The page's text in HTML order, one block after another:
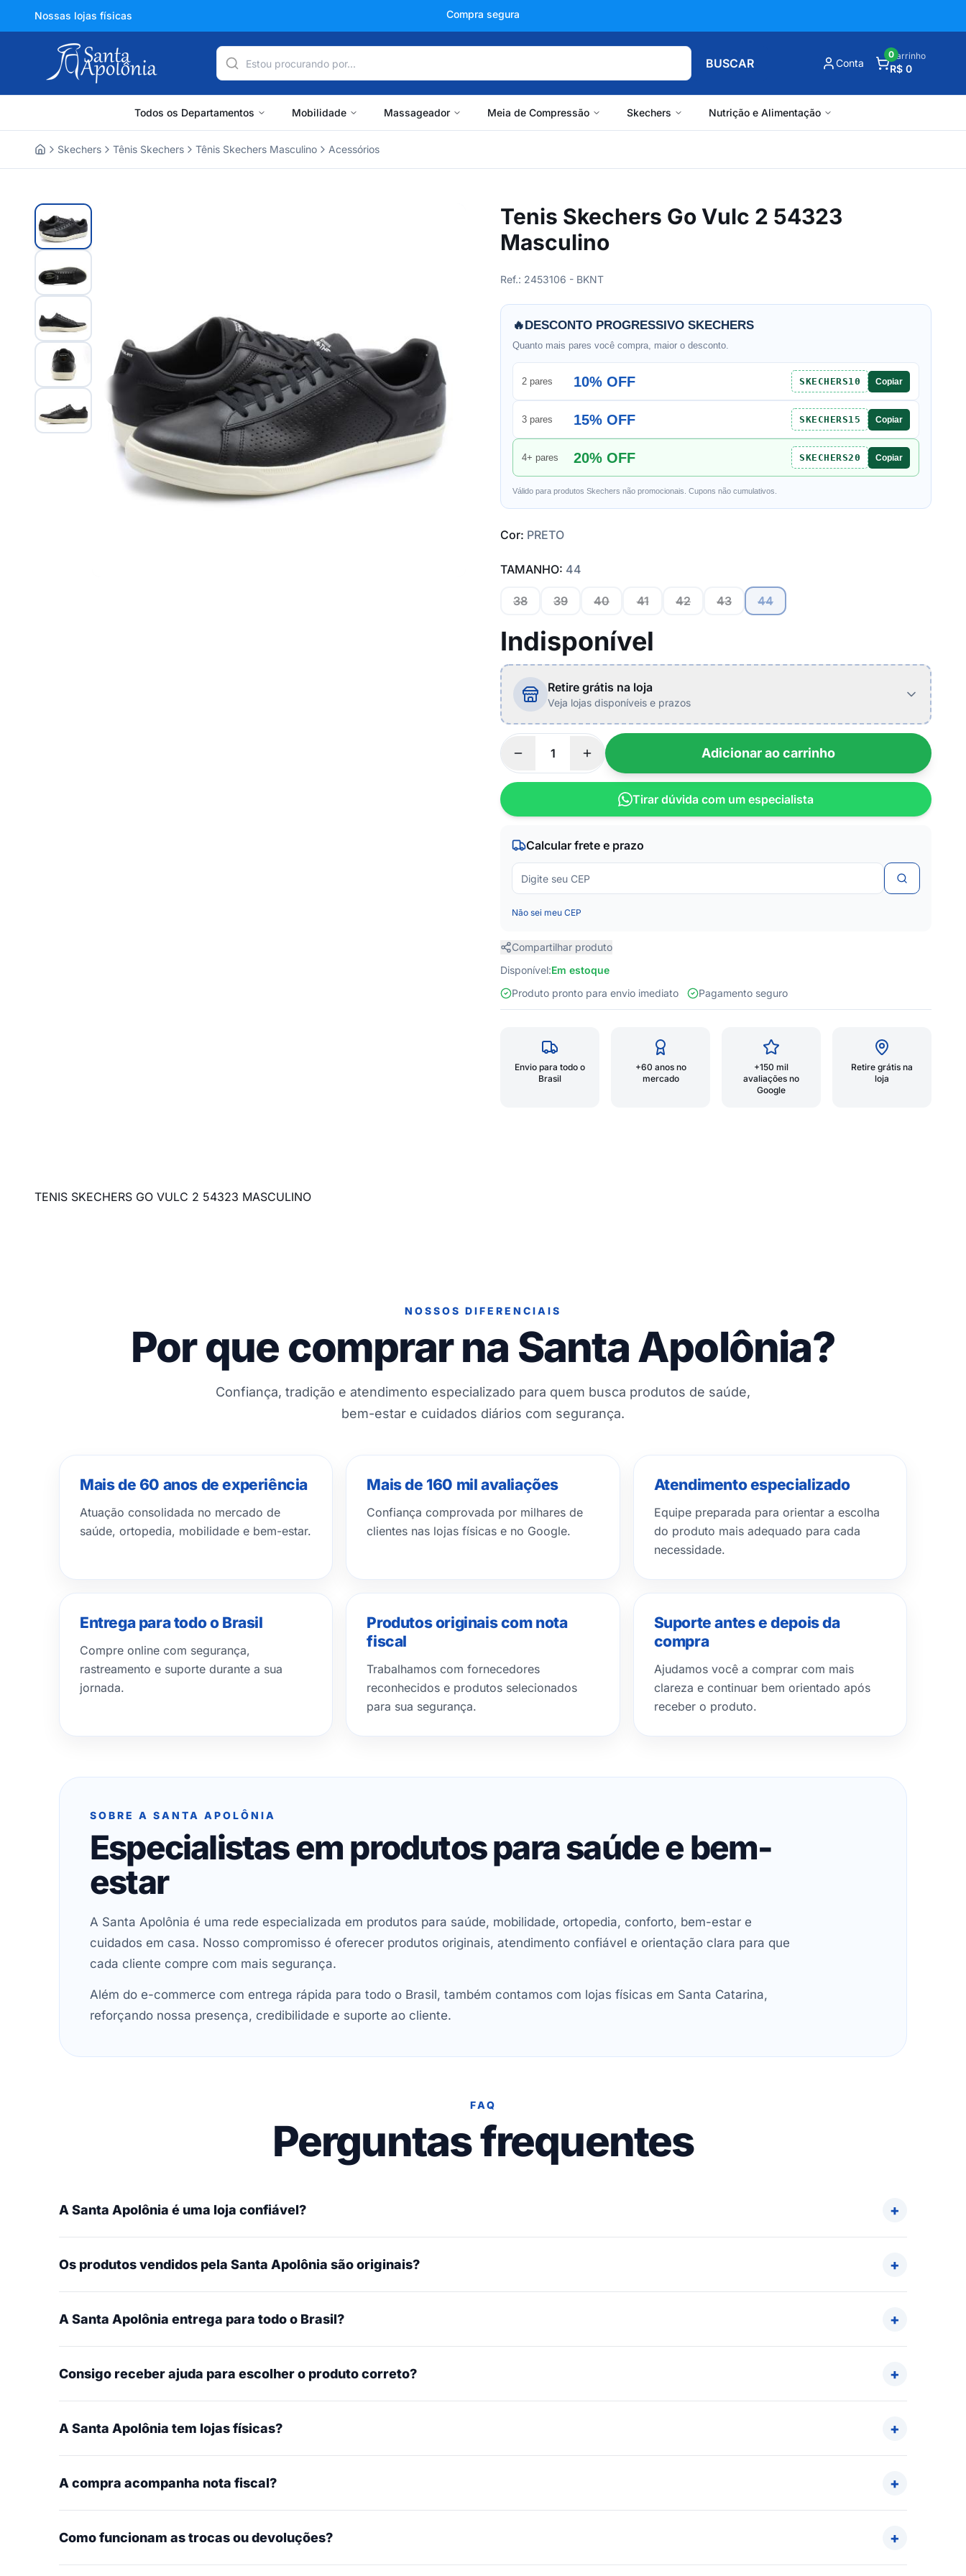
Nossas lojas físicas +150 mil avaliações
BUSCAR Conta
Carrinho
R$ 0
0
Todos os Departamentos Mobilidade Massageador Meia de Compressão Skechers Nutrição e Alimentação
Skechers Tênis Skechers Tênis Skechers Masculino Acessórios
Tenis Skechers Go Vulc 2 54323
Masculino
Ref.: 2453106 - BKNT
🔥DESCONTO PROGRESSIVO SKECHERS
Quanto mais pares você compra, maior o desconto.
2 pares 10% OFF SKECHERS10 Copiar
3 pares 15% OFF SKECHERS15 Copiar
4+ pares 20% OFF SKECHERS20 Copiar
Válido para produtos Skechers não promocionais. Cupons não cumulativos.
Cor: PRETO
TAMANHO: 44
38 39 40 41 42 43 44
Indisponível
Retire grátis na loja
Veja lojas disponíveis e prazos
Adicionar ao carrinho
Tirar dúvida com um especialista
Calcular frete e prazo
Não sei meu CEP
Compartilhar produto
Disponível:Em estoque
Produto pronto para envio imediato
Pagamento seguro
Envio para todo o
Brasil
+60 anos no
mercado
+150 mil
avaliações no
Google
Retire grátis na
loja
TENIS SKECHERS GO VULC 2 54323 MASCULINO
NOSSOS DIFERENCIAIS
Por que comprar na Santa Apolônia?
Confiança, tradição e atendimento especializado para quem busca produtos de saúde,
bem-estar e cuidados diários com segurança.
Mais de 60 anos de experiência
Atuação consolidada no mercado de
saúde, ortopedia, mobilidade e bem-estar.
Mais de 160 mil avaliações
Confiança comprovada por milhares de
clientes nas lojas físicas e no Google.
Atendimento especializado
Equipe preparada para orientar a escolha
do produto mais adequado para cada
necessidade.
Entrega para todo o Brasil
Compre online com segurança,
rastreamento e suporte durante a sua
jornada.
Produtos originais com nota
fiscal
Trabalhamos com fornecedores
reconhecidos e produtos selecionados
para sua segurança.
Suporte antes e depois da
compra
Ajudamos você a comprar com mais
clareza e continuar bem orientado após
receber o produto.
SOBRE A SANTA APOLÔNIA
Especialistas em produtos para saúde e bem-
estar
A Santa Apolônia é uma rede especializada em produtos para saúde, mobilidade, ortopedia, conforto, bem-estar e
cuidados em casa. Nosso compromisso é oferecer produtos originais, atendimento confiável e orientação clara para que
cada cliente compre com mais segurança.
Além do e-commerce com entrega rápida para todo o Brasil, também contamos com lojas físicas em Santa Catarina,
reforçando nossa presença, credibilidade e suporte ao cliente.
FAQ
Perguntas frequentes
A Santa Apolônia é uma loja confiável?
Os produtos vendidos pela Santa Apolônia são originais?
A Santa Apolônia entrega para todo o Brasil?
Consigo receber ajuda para escolher o produto correto?
A Santa Apolônia tem lojas físicas?
A compra acompanha nota fiscal?
Como funcionam as trocas ou devoluções?